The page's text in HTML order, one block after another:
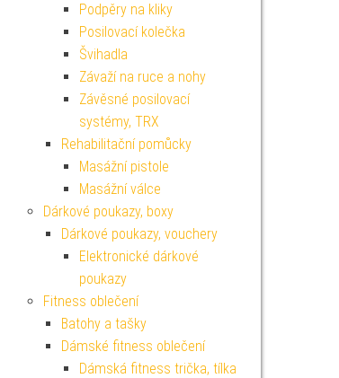
Podpěry na kliky
Posilovací kolečka
Švihadla
Závaží na ruce a nohy
Závěsné posilovací
systémy, TRX
Rehabilitační pomůcky
Masážní pistole
Masážní válce
Dárkové poukazy, boxy
Dárkové poukazy, vouchery
Elektronické dárkové
poukazy
Fitness oblečení
Batohy a tašky
Dámské fitness oblečení
Dámská fitness trička, tílka